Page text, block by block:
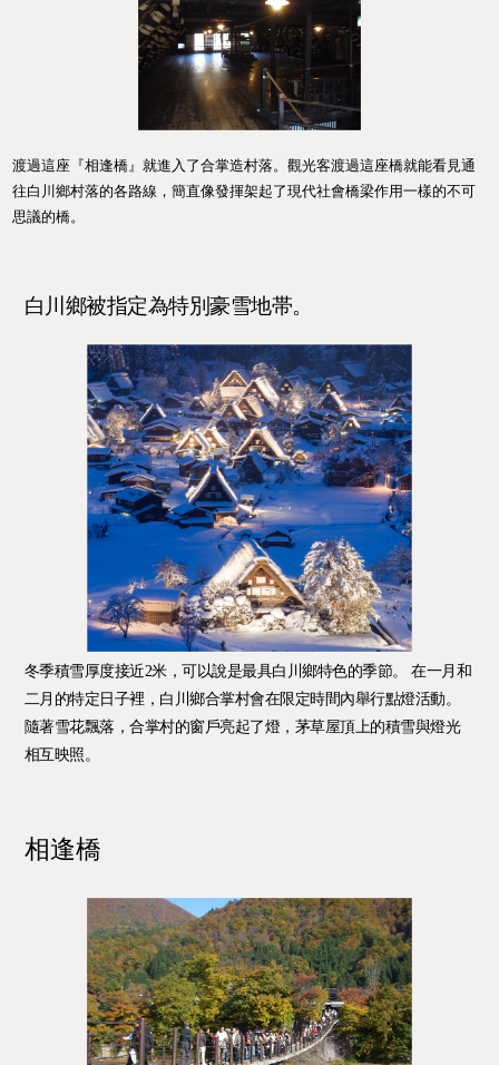
渡過這座『相逢橋』就進入了合掌造村落。觀光客渡過這座橋就能看見通
往白川鄉村落的各路線，簡直像發揮架起了現代社會橋梁作用一樣的不可
思議的橋。
白川鄉被指定為特別豪雪地帯。
冬季積雪厚度接近2米，可以說是最具白川鄉特色的季節。 在一月和
二月的特定日子裡，白川鄉合掌村會在限定時間內舉行點燈活動。
隨著雪花飄落，合掌村的窗戶亮起了燈，茅草屋頂上的積雪與燈光
相互映照。
相逢橋